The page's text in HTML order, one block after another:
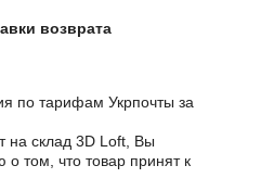
возврата
по тарифам Укрпочты за
на склад 3D Loft, Вы
том, что товар принят к